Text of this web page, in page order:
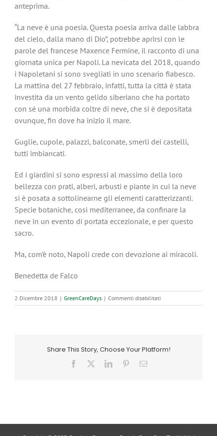
anteprima.
“La neve è una poesia. Questa poesia arriva dalle labbra
del cielo, dalla mano di Dio”, potrebbe aprirsi con le
parole del francese Maxence Fermine, il racconto di una
giornata unica per Napoli. La nevicata del 2018, quando
i Napoletani si sono svegliati in uno scenario fiabesco.
La mattina del 27 febbraio, infatti, tutta la città è stata
investita da un vento gelido siberiano che ha portato
con sé una morbida coltre di neve, che si è depositata
ovunque, fin dove ha inizio il mare.
Guglie, cupole, palazzi, balconate, smerli dei castelli,
tutti imbiancati.
Ed i giardini si sono espressi al massimo della loro
bellezza con prati, alberi, arbusti e piante in cui la neve
si è posata a sottolinearne gli elementi caratterizzanti.
Specie botaniche, così mediterranee, da confinare la
neve in un evento di portata eccezionale, e per questo
sacro.
Ma, com’è noto, Napoli crede con devozione ai miracoli.
Benedetta de Falco
2 Dicembre 2018 | GreenCareDays | Commenti disabilitati
Il
Napoli
Share This Story, Choose Your Platform!
Facebook LinkedInPinterestEmail